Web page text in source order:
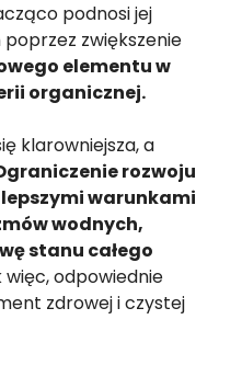
podnosi jej
zwiększenie
elementu w
organicznej.
klarowniejsza, a
rozwoju
lepszymi warunkami
wodnych,
stanu całego
więc, odpowiednie
zdrowej i czystej